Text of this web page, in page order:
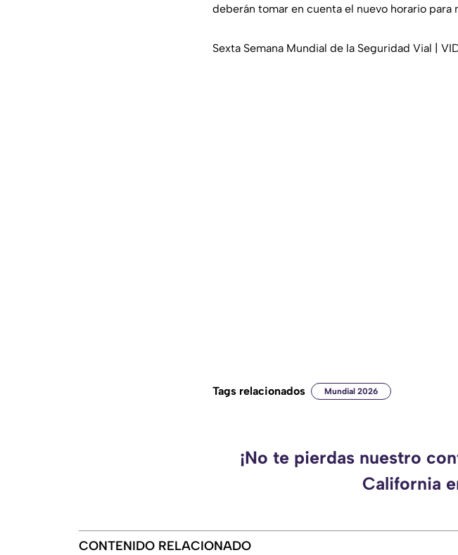
deberán tomar en cuenta el nuevo horario para
Sexta Semana Mundial de la Seguridad Vial |
Tags relacionados Mundial 2026
¡No te pierdas nuestro
California
CONTENIDO RELACIONADO